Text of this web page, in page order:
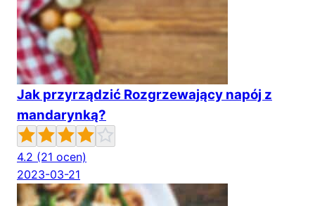
Jak przyrządzić Rozgrzewający napój z
mandarynką?
4.2 (21 ocen)
2023-03-21